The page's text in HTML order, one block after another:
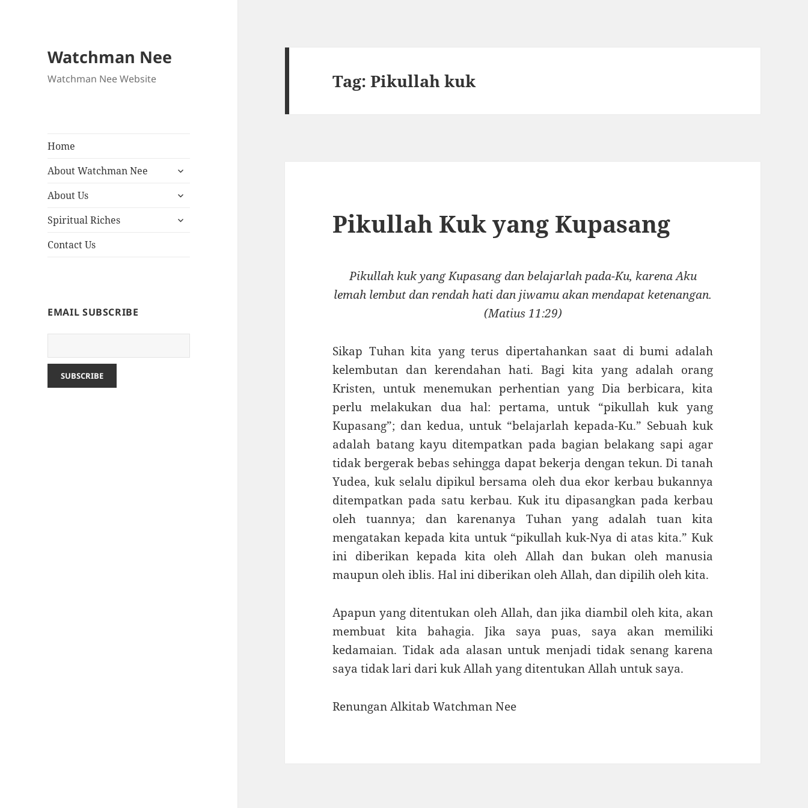
Watchman Nee
Watchman Nee Website
Home
About Watchman Nee
expand
menu
About Us
expand
menu
Spiritual Riches
expand
Contact Us
EMAIL SUBSCRIBE
Tag:Pikullah kuk
Pikullah Kuk yang Kupasang
Pikullah kuk yang Kupasang dan belajarlah pada-Ku, karena Aku
lemah lembut dan rendah hati dan jiwamu akan mendapat ketenangan.
(Matius 11:29)
Sikap Tuhan kita yang terus dipertahankan saat di bumi adalah
kelembutan dan kerendahan hati. Bagi kita yang adalah orang
Kristen, untuk menemukan perhentian yang Dia berbicara, kita
perlu melakukan dua hal: pertama, untuk “pikullah kuk yang
Kupasang”; dan kedua, untuk “belajarlah kepada-Ku.” Sebuah kuk
adalah batang kayu ditempatkan pada bagian belakang sapi agar
tidak bergerak bebas sehingga dapat bekerja dengan tekun. Di tanah
Yudea, kuk selalu dipikul bersama oleh dua ekor kerbau bukannya
ditempatkan pada satu kerbau. Kuk itu dipasangkan pada kerbau
oleh tuannya; dan karenanya Tuhan yang adalah tuan kita
mengatakan kepada kita untuk “pikullah kuk-Nya di atas kita.” Kuk
ini diberikan kepada kita oleh Allah dan bukan oleh manusia
maupun oleh iblis. Hal ini diberikan oleh Allah, dan dipilih oleh kita.
Apapun yang ditentukan oleh Allah, dan jika diambil oleh kita, akan
membuat kita bahagia. Jika saya puas, saya akan memiliki
kedamaian. Tidak ada alasan untuk menjadi tidak senang karena
saya tidak lari dari kuk Allah yang ditentukan Allah untuk saya.
Renungan Alkitab Watchman Nee